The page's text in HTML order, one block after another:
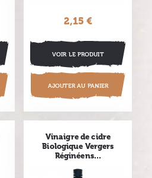
Prix
2,15 €
VOIR LE PRODUIT
AJOUTER AU PANIER
Vinaigre de cidre
Biologique Vergers
Réginéens...